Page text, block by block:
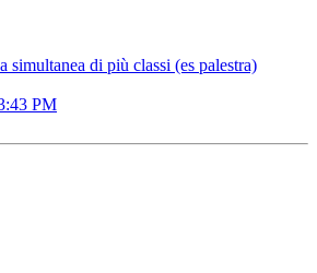
simultanea di più classi (es palestra)
PM